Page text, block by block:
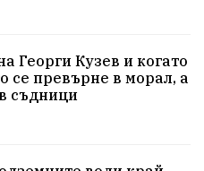
Родителство
Георги Кузев и когато
се превърне в морал, а
съдници